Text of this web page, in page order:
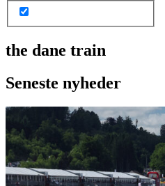
the dane train
Seneste nyheder